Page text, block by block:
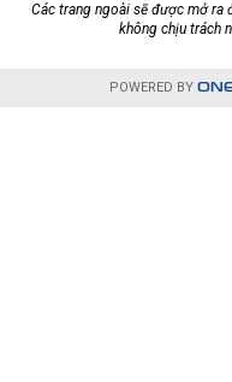
Các trang ngoài sẽ được mở ra
không chịu trách
POWERED BY